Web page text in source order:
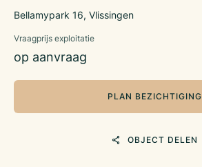
Bellamypark 16, Vlissingen
Vraagprijs exploitatie
op aanvraag
PLAN BEZICHTIGING
OBJECT DELEN